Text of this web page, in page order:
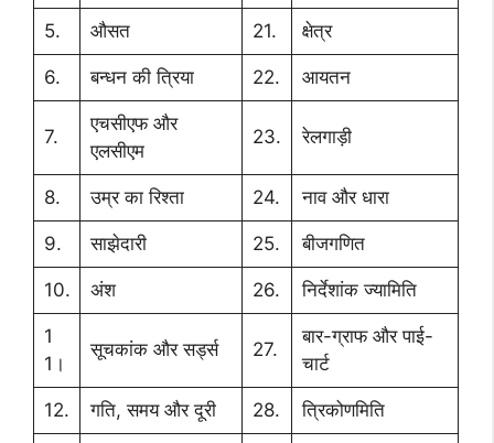
5. औसत 21. क्षेत्र
6. बन्धन की त्रिया 22. आयतन
7.
एचसीएफ और
एलसीएम
23. रेलगाड़ी
8. उम्र का रिश्ता 24. नाव और धारा
9. साझेदारी 25. बीजगणित
10. अंश 26. निर्देशांक ज्यामिति
1
1।
सूचकांक और सर्ड्स 27.
बार-ग्राफ और पाई-
चार्ट
12. गति, समय और दूरी 28. त्रिकोणमिति